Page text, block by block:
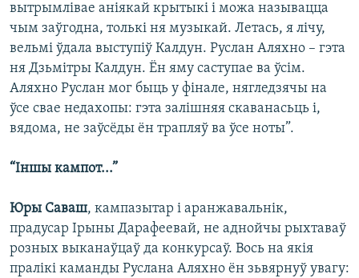
вытрымлівае аніякай крытыкі і можа называцца
чым заўгодна, толькі ня музыкай. Летась, я лічу,
вельмі ўдала выступіў Калдун. Руслан Аляхно – гэта
ня Дзьмітры Калдун. Ён яму саступае ва ўсім.
Аляхно Руслан мог быць у фінале, нягледзячы на
ўсе свае недахопы: гэта залішняя скаванасьць і,
вядома, не заўсёды ён трапляў ва ўсе ноты”.
“Іншы кампот...”
Юры Саваш, кампазытар і аранжавальнік,
прадусар Ірыны Дарафеевай, не аднойчы рыхтаваў
розных выканаўцаў да конкурсаў. Вось на якія
пралікі каманды Руслана Аляхно ён зьвярнуў увагу: